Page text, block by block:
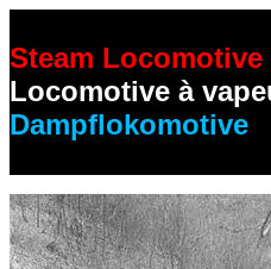
Steam Locomotive
Locomotive à
Dampflokomotive